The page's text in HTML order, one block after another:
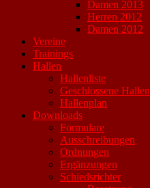
Damen 2013
Herren 2012
Damen 2012
Vereine
Trainings
Hallen
Hallenliste
Geschlossene Hallen
Hallenplan
Downloads
Formulare
Ausschreibungen
Ordnungen
Ergänzungen
Schiedsrichter